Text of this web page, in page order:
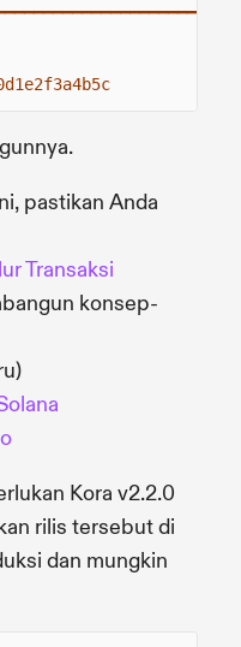
pastikan Anda
Transaksi
konsep-
Kora v2.2.0
rilis tersebut di
dan mungkin